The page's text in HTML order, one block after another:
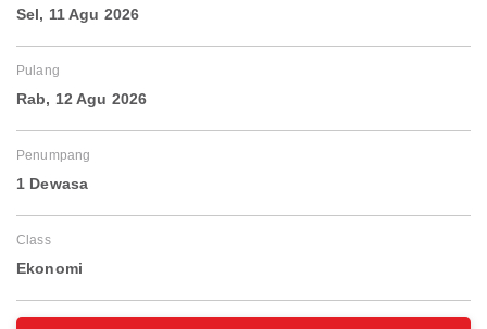
Sel, 11 Agu 2026
Pulang
Rab, 12 Agu 2026
Penumpang
1 Dewasa
Class
Ekonomi